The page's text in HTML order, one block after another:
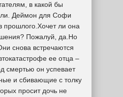
в какой бы
Деймон для Софи
прошлого.Хочет ли она
Пожалуй, да.Но
снова встречаются
ее отца –
смертью он успевает
и сбивающие с толку
просит дочь не